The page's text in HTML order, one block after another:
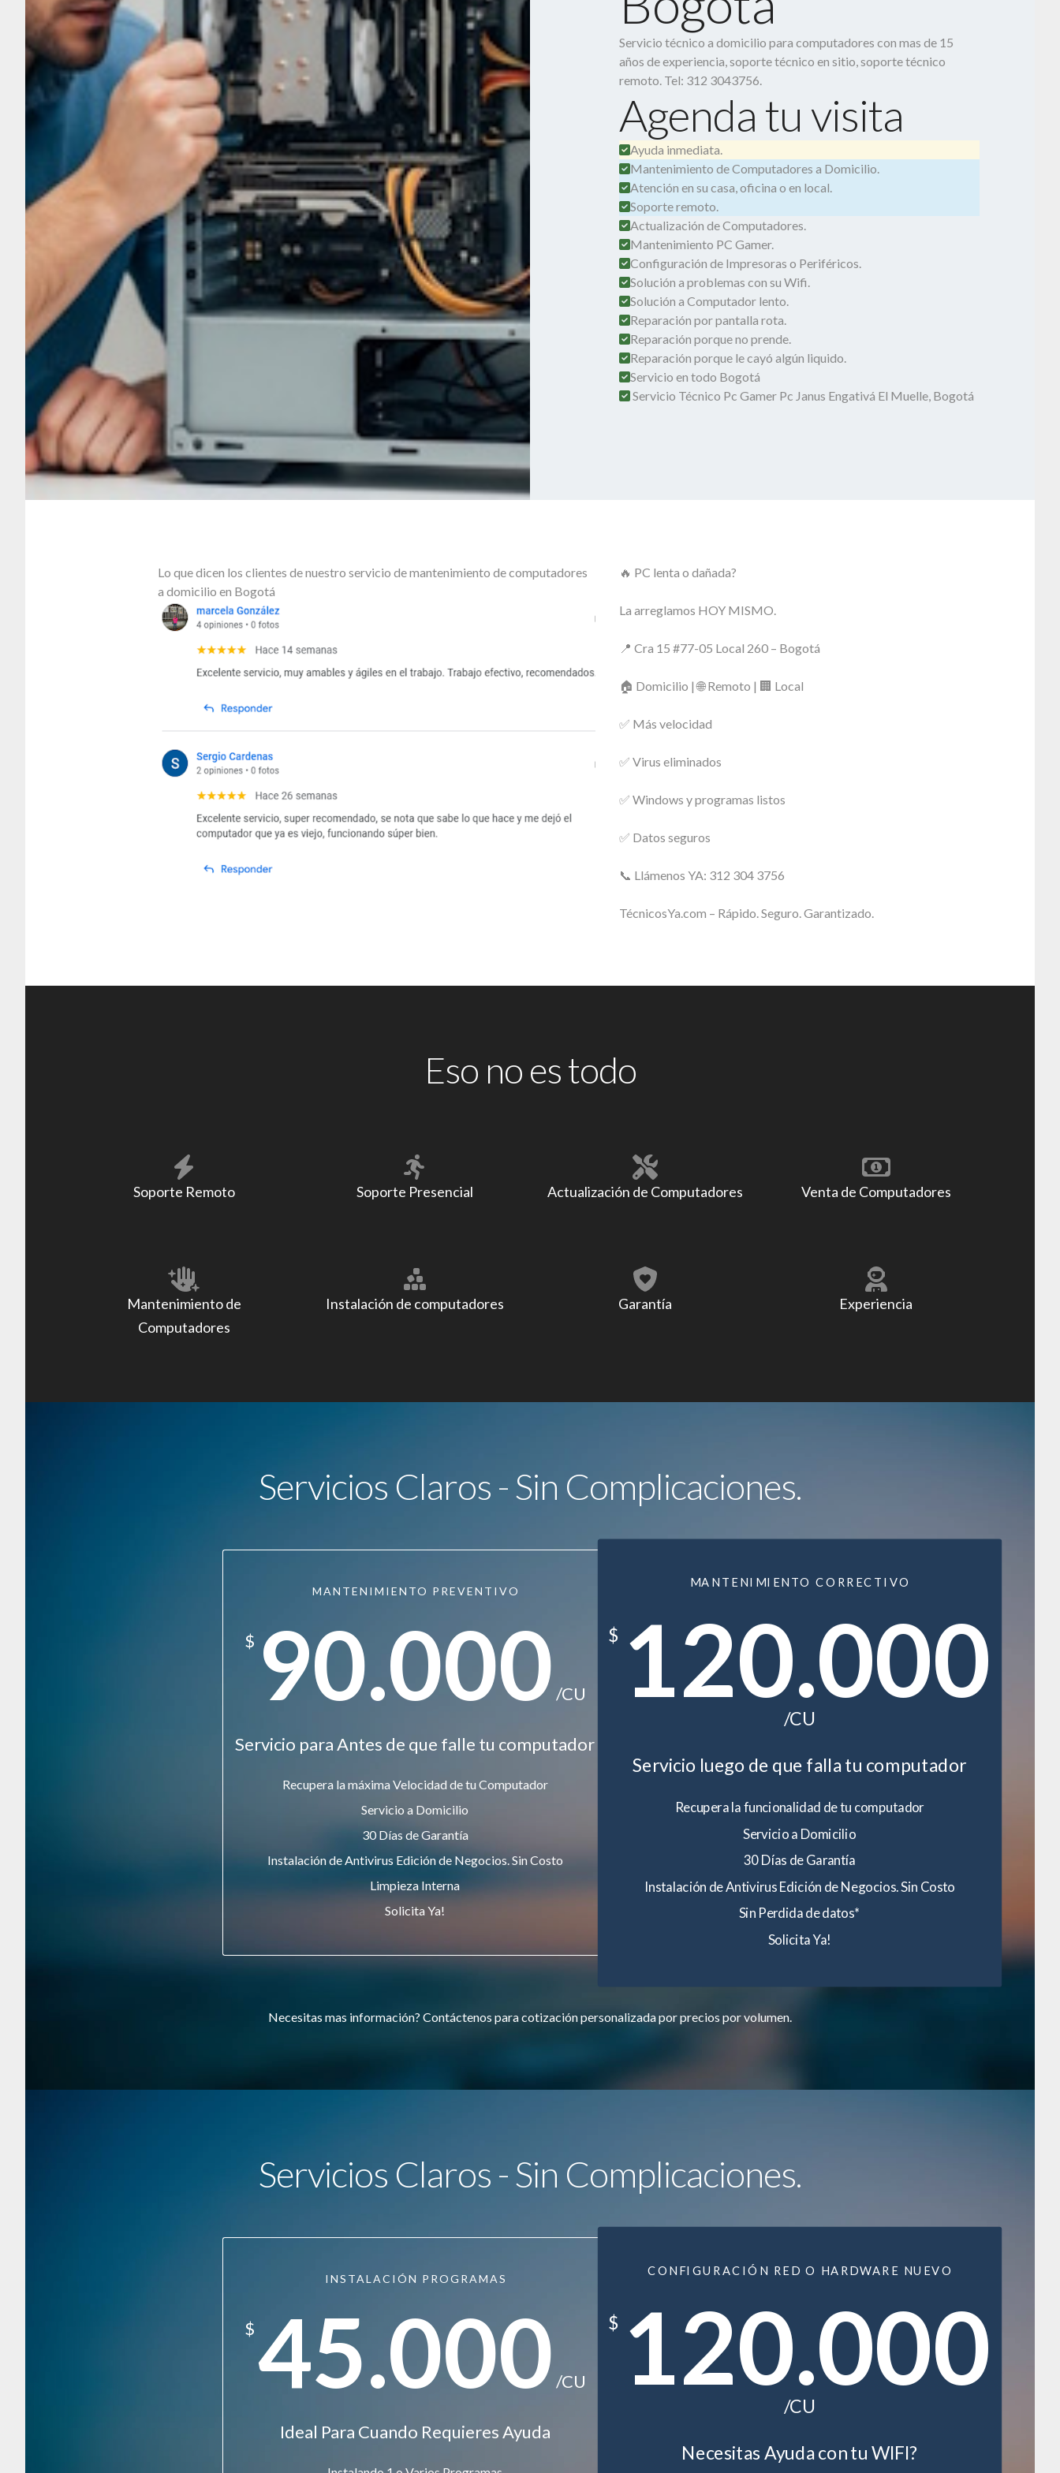
Servicio técnico a domicilio para computadores con mas de 15
años de experiencia, soporte técnico en sitio, soporte técnico
remoto. Tel: 312 3043756.
Agenda tu visita
Ayuda inmediata.
Mantenimiento de Computadores a Domicilio.
Atención en su casa, oficina o en local.
Soporte remoto.
Actualización de Computadores.
Mantenimiento PC Gamer.
Configuración de Impresoras o Periféricos.
Solución a problemas con su Wifi.
Solución a Computador lento.
Reparación por pantalla rota.
Reparación porque no prende.
Reparación porque le cayó algún liquido.
Servicio en todo Bogotá
Servicio Técnico Pc Gamer Pc Janus Engativá El Muelle, Bogotá
Lo que dicen los clientes de nuestro servicio de mantenimiento de computadores
a domicilio en Bogotá
🔥 PC lenta o dañada?
La arreglamos HOY MISMO.
📍 Cra 15 #77-05 Local 260 – Bogotá
🏠 Domicilio | 🌐 Remoto | 🏢 Local
✅ Más velocidad
✅ Virus eliminados
✅ Windows y programas listos
✅ Datos seguros
📞 Llámenos YA: 312 304 3756
TécnicosYa.com – Rápido. Seguro. Garantizado.
Eso no es todo
Soporte Remoto Soporte Presencial Actualización de Computadores Venta de Computadores
Mantenimiento de
Computadores
Instalación de computadores Garantía Experiencia
Servicios Claros - Sin Complicaciones.
MANTENIMIENTO PREVENTIVO
$ 90.000 /CU
Servicio para Antes de que falle tu computador
Recupera la máxima Velocidad de tu Computador
Servicio a Domicilio
30 Días de Garantía
Instalación de Antivirus Edición de Negocios. Sin Costo
Limpieza Interna
Solicita Ya!
MANTENIMIENTO CORRECTIVO
$ 120.000
/CU
Servicio luego de que falla tu computador
Recupera la funcionalidad de tu computador
Servicio a Domicilio
30 Días de Garantía
Instalación de Antivirus Edición de Negocios. Sin Costo
Sin Perdida de datos*
Solicita Ya!
Necesitas mas información? Contáctenos para cotización personalizada por precios por volumen.
Servicios Claros - Sin Complicaciones.
INSTALACIÓN PROGRAMAS
$45.000 /CU
Ideal Para Cuando Requieres Ayuda
CONFIGURACIÓN RED O HARDWARE NUEVO
$ 120.000
/CU
Necesitas Ayuda con tu WIFI?